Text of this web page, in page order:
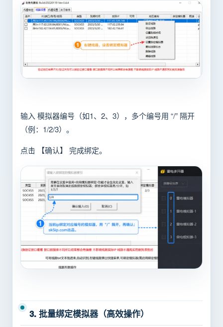
输入 模拟器编号（如1、2、3），多个编号用 “/” 隔开
（例：1/2/3）。
点击 【确认】 完成绑定。
3. 批量绑定模拟器（高效操作）